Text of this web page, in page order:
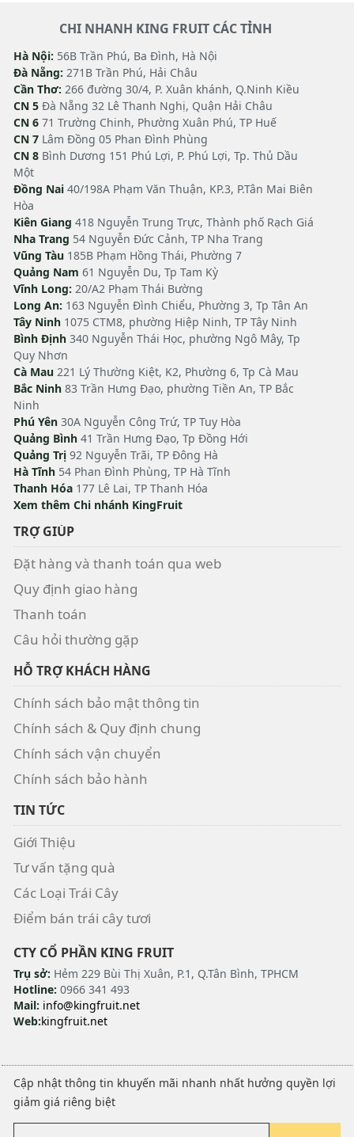
CHI NHANH KING FRUIT CÁC TỈNH
Hà Nội: 56B Trần Phú, Ba Đình, Hà Nội
Đà Nẵng: 271B Trần Phú, Hải Châu
Cần Thơ: 266 đường 30/4, P. Xuân khánh, Q.Ninh Kiều
CN 5 Đà Nẵng 32 Lê Thanh Nghị, Quận Hải Châu
CN 6 71 Trường Chinh, Phường Xuân Phú, TP Huế
CN 7 Lâm Đồng 05 Phan Đình Phùng
CN 8 Bình Dương 151 Phú Lợi, P. Phú Lợi, Tp. Thủ Dầu
Một
Đồng Nai 40/198A Phạm Văn Thuận, KP.3, P.Tân Mai Biên
Hòa
Kiên Giang 418 Nguyễn Trung Trực, Thành phố Rạch Giá
Nha Trang 54 Nguyễn Đức Cảnh, TP Nha Trang
Vũng Tàu 185B Phạm Hồng Thái, Phường 7
Quảng Nam 61 Nguyễn Du, Tp Tam Kỳ
Vĩnh Long: 20/A2 Phạm Thái Bường
Long An: 163 Nguyễn Đình Chiểu, Phường 3, Tp Tân An
Tây Ninh 1075 CTM8, phường Hiệp Ninh, TP Tây Ninh
Bình Định 340 Nguyễn Thái Học, phường Ngô Mây, Tp
Quy Nhơn
Cà Mau 221 Lý Thường Kiệt, K2, Phường 6, Tp Cà Mau
Bắc Ninh 83 Trần Hưng Đạo, phường Tiền An, TP Bắc
Ninh
Phú Yên 30A Nguyễn Công Trứ, TP Tuy Hòa
Quảng Bình 41 Trần Hưng Đạo, Tp Đồng Hới
Quảng Trị 92 Nguyễn Trãi, TP Đông Hà
Hà Tĩnh 54 Phan Đình Phùng, TP Hà Tĩnh
Thanh Hóa 177 Lê Lai, TP Thanh Hóa
Xem thêm Chi nhánh KingFruit
TRỢ GIÚP
Đặt hàng và thanh toán qua web
Quy định giao hàng
Thanh toán
Câu hỏi thường gặp
HỖ TRỢ KHÁCH HÀNG
Chính sách bảo mật thông tin
Chính sách & Quy định chung
Chính sách vận chuyển
Chính sách bảo hành
TIN TỨC
Giới Thiệu
Tư vấn tặng quà
Các Loại Trái Cây
Điểm bán trái cây tươi
CTY CỔ PHẦN KING FRUIT
Trụ sở: Hẻm 229 Bùi Thị Xuân, P.1, Q.Tân Bình, TPHCM
Hotline: 0966 341 493
Mail: info@kingfruit.net
Web:kingfruit.net
Cập nhật thông tin khuyến mãi nhanh nhất hưởng quyền lợi
giảm giá riêng biệt